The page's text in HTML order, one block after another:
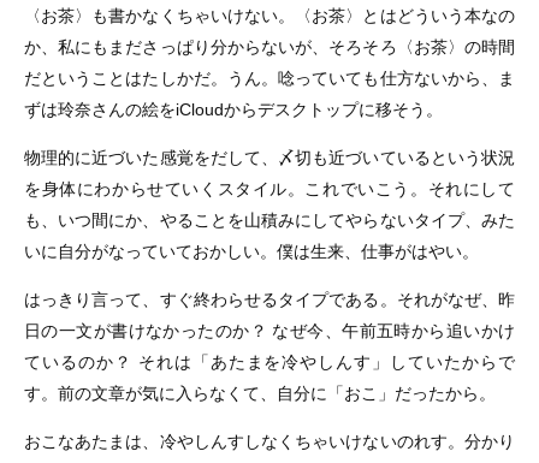
〈お茶〉も書かなくちゃいけない。〈お茶〉とはどういう本なの
か、私にもまださっぱり分からないが、そろそろ〈お茶〉の時間
だということはたしかだ。うん。唸っていても仕方ないから、ま
ずは玲奈さんの絵をiCloudからデスクトップに移そう。
物理的に近づいた感覚をだして、〆切も近づいているという状況
を身体にわからせていくスタイル。これでいこう。それにして
も、いつ間にか、やることを山積みにしてやらないタイプ、みた
いに自分がなっていておかしい。僕は生来、仕事がはやい。
はっきり言って、すぐ終わらせるタイプである。それがなぜ、昨
日の一文が書けなかったのか？ なぜ今、午前五時から追いかけ
ているのか？ それは「あたまを冷やしんす」していたからで
す。前の文章が気に入らなくて、自分に「おこ」だったから。
おこなあたまは、冷やしんすしなくちゃいけないのれす。分かり